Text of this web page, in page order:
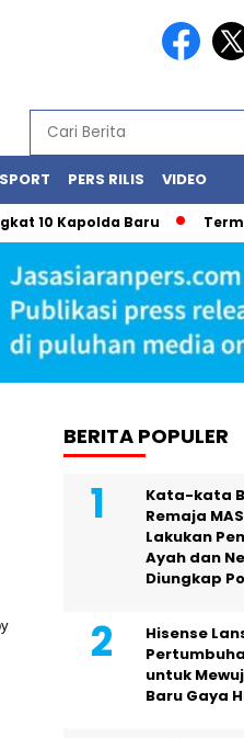
SPORT PERS RILIS VIDEO
Kapolda Baru Termasuk
BERITA POPULER
Kata-kata
Remaja
Lakukan
Ayah dan
Diungkap
Hisense
untuk
Baru Gaya